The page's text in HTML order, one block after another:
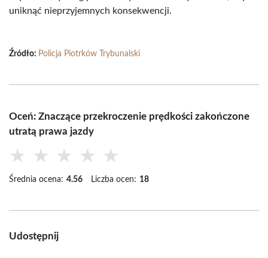
uniknąć nieprzyjemnych konsekwencji.
Źródło: Policja Piotrków Trybunalski
Oceń: Znaczące przekroczenie prędkości zakończone
utratą prawa jazdy
★ ★ ★ ★ ★
Średnia ocena: 4.56 Liczba ocen: 18
Udostępnij